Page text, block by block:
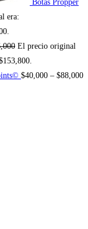
Botas Propper
era:
El precio original
$40,000 – $88,000